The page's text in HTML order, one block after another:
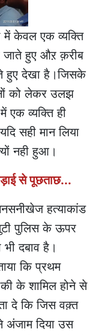
में केवल एक व्यक्ति
हुए औऱ क़रीब
हुए देखा है।जिसके
को लेकर उलझ
एक व्यक्ति ही
सही मान लिया
नही हुआ।
से पूछताछ...
हत्याकांड
पुलिस के ऊपर
दबाव है।
कि प्रथम
के शामिल होने से
दे कि जिस वक़्त
अंजाम दिया उस